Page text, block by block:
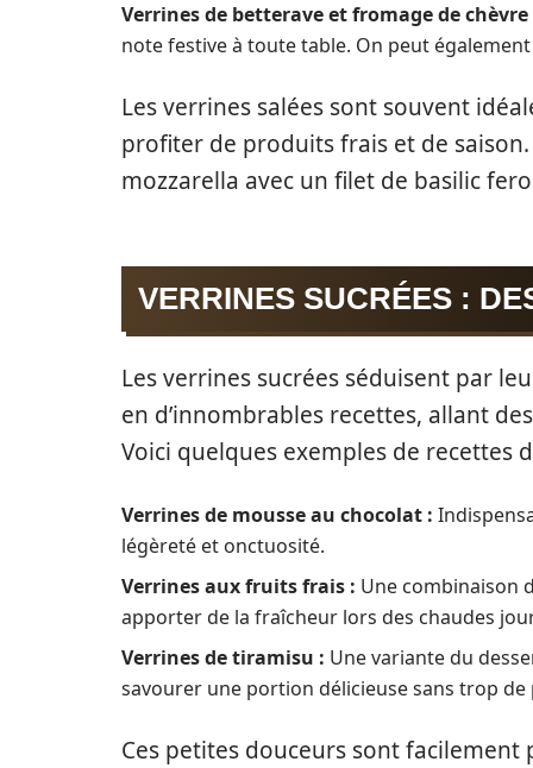
Verrines de betterave et fromage de chèvre
note festive à toute table. On peut
Les verrines salées sont souvent
profiter de produits frais et de
mozzarella avec un filet de basilic
VERRINES SUCRÉES :
Les verrines sucrées séduisent par
en d’innombrables recettes, allant
Voici quelques exemples de recettes
Verrines de mousse au chocolat :
légèreté et onctuosité.
Verrines aux fruits frais : Une combinaison
apporter de la fraîcheur lors des chaudes
Verrines de tiramisu : Une variante du
savourer une portion délicieuse sans trop
Ces petites douceurs sont facilement